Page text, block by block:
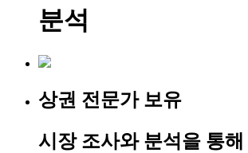
분석
상권 전문가 보유
시장 조사와 분석을 통